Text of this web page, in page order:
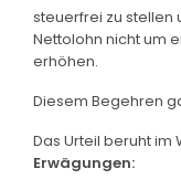
steuerfrei zu stellen
Nettolohn nicht um
erhöhen.
Diesem Begehren
Das Urteil beruht
Erwägungen: